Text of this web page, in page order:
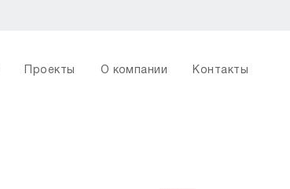
Проекты О компании Контакты